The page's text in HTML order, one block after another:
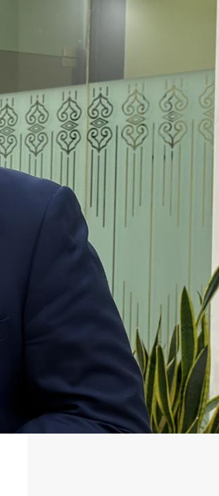
YouTube
August 8, 2026
Alasan Semangka
dan Lelah setelah